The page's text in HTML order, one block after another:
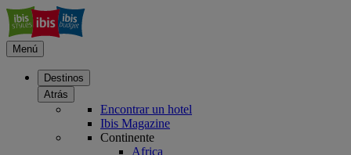
Menú
Destinos
Atrás
Encontrar un hotel
Ibis Magazine
Continente
Africa